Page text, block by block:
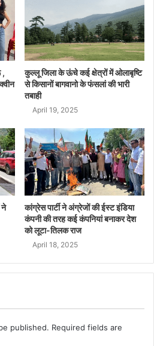
,
कुल्लू जिला के ऊंचे कई क्षेत्रों में ओलाबृष्टि
से किसानों बागवानो के फंसलां की भारी
तबाही
April 19, 2025
ने
कांग्रेस पार्टी ने अंग्रेजों की ईस्ट इंडिया
कंपनी की तरह कई कंपनियां बनाकर देश
को लूटा-तिलक राज
April 18, 2025
published. Required fields are